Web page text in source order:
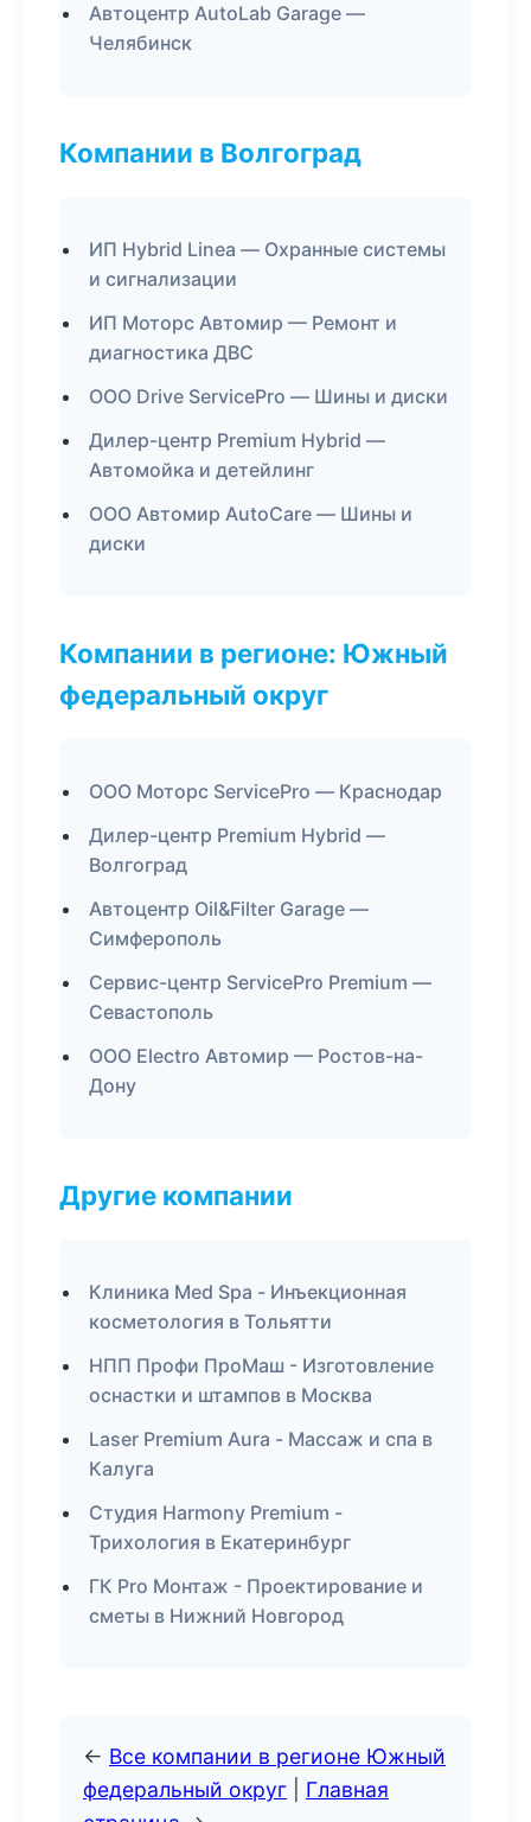
Автоцентр AutoLab Garage —
Челябинск
Компании в Волгоград
ИП Hybrid Linea — Охранные системы
и сигнализации
ИП Моторс Автомир — Ремонт и
диагностика ДВС
ООО Drive ServicePro — Шины и диски
Дилер-центр Premium Hybrid —
Автомойка и детейлинг
ООО Автомир AutoCare — Шины и
диски
Компании в регионе: Южный
федеральный округ
ООО Моторс ServicePro — Краснодар
Дилер-центр Premium Hybrid —
Волгоград
Автоцентр Oil&Filter Garage —
Симферополь
Сервис-центр ServicePro Premium —
Севастополь
ООО Electro Автомир — Ростов-на-
Дону
Другие компании
Клиника Med Spa - Инъекционная
косметология в Тольятти
НПП Профи ПроМаш - Изготовление
оснастки и штампов в Москва
Laser Premium Aura - Массаж и спа в
Калуга
Студия Harmony Premium -
Трихология в Екатеринбург
ГК Pro Монтаж - Проектирование и
сметы в Нижний Новгород
← Все компании в регионе Южный
федеральный округ
Главная